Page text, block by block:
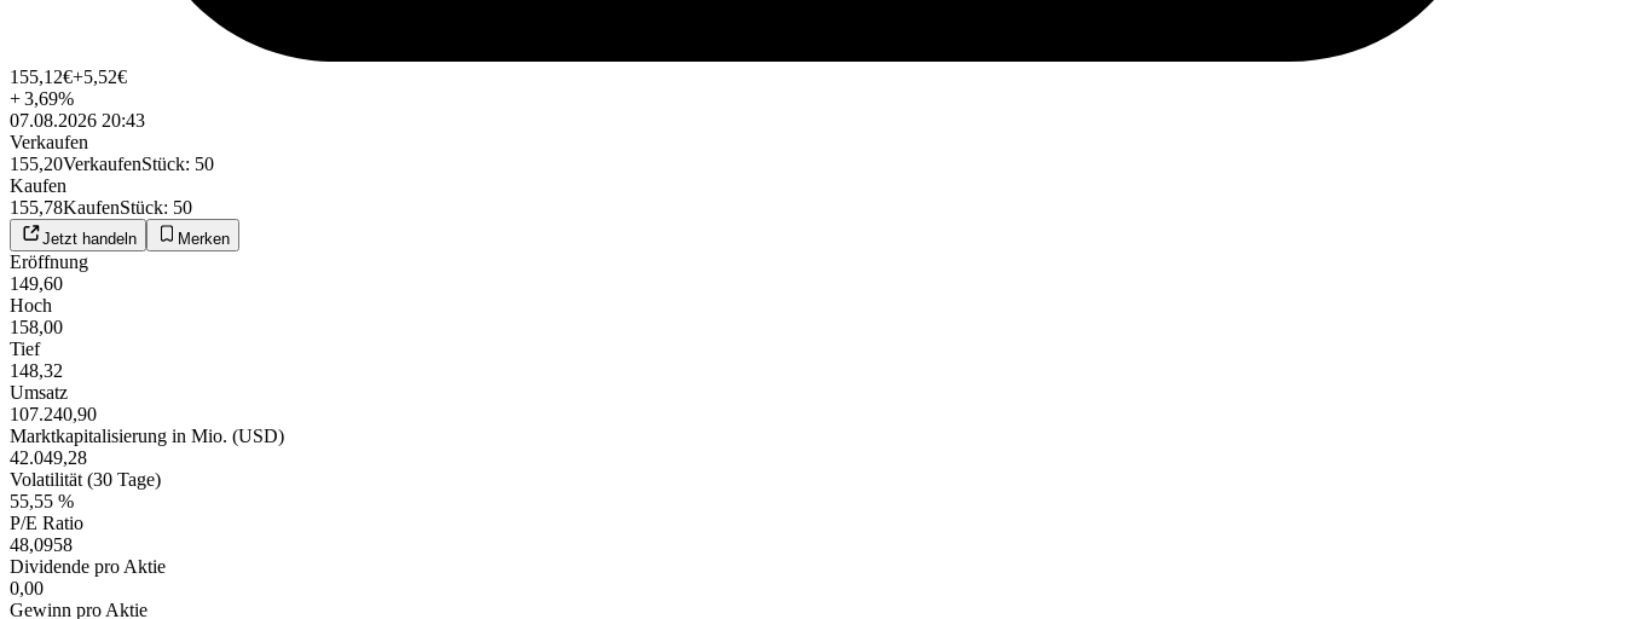
155,12€+5,52€
+3,69%
07.08.2026 20:43
Verkaufen
155,20VerkaufenStück: 50
Kaufen
155,78KaufenStück: 50
Jetzt handeln Merken
Eröffnung
149,60
Hoch
158,00
Tief
148,32
Umsatz
107.240,90
Marktkapitalisierung in Mio. (USD)
42.049,28
Volatilität (30 Tage)
55,55 %
P/E Ratio
48,0958
Dividende pro Aktie
0,00
Gewinn pro Aktie